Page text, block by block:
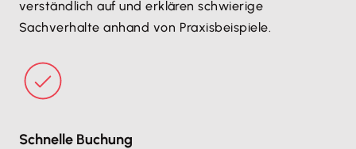
verständlich auf und erklären schwierige
Sachverhalte anhand von Praxisbeispiele.
Schnelle Buchung